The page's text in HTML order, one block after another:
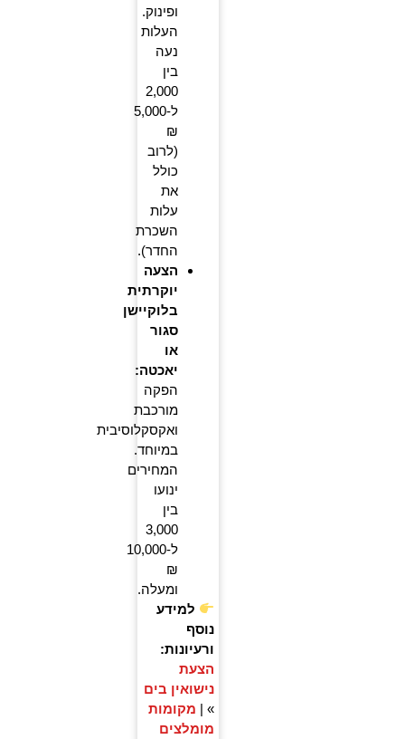
ופינוק.
העלות
נעה
בין
2,000
ל-5,000
₪
(לרוב
כולל
את
עלות
השכרת
החדר).
הצעה
יוקרתית
בלוקיישן
סגור
או
יאכטה:
הפקה
מורכבת
ואקסקלוסיבית
במיוחד.
המחירים
ינועו
בין
3,000
ל-10,000
₪
ומעלה.
למידע
נוסף
ורעיונות:
הצעת
נישואין בים
» | מקומות
מומלצים